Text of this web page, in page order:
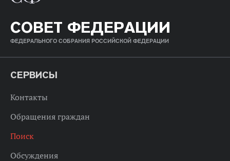
СОВЕТ ФЕДЕРАЦИИ
ФЕДЕРАЛЬНОГО СОБРАНИЯ РОССИЙСКОЙ ФЕДЕРАЦИИ
СЕРВИСЫ
Контакты
Обращения граждан
Поиск
Обсуждения